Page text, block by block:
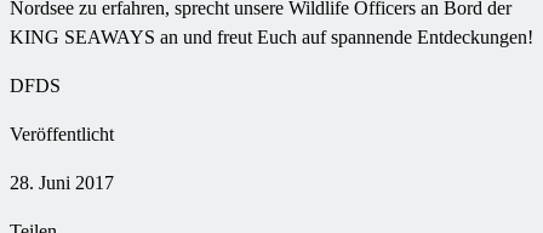
Nordsee zu erfahren, sprecht unsere Wildlife Officers an Bord der
KING SEAWAYS an und freut Euch auf spannende Entdeckungen!
DFDS
Veröffentlicht
28. Juni 2017